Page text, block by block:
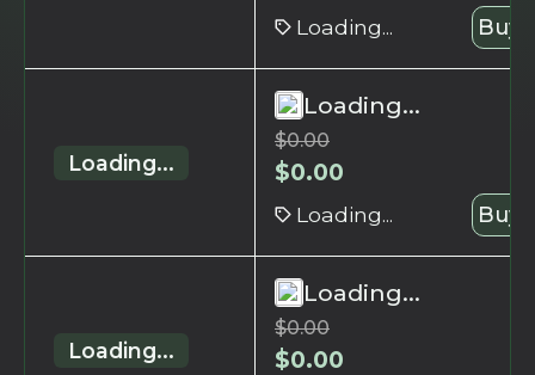
Loading... Buy
Loading...
Loading...
$0.00
$0.00
Loading... Buy
Loading...
Loading...
$0.00
$0.00